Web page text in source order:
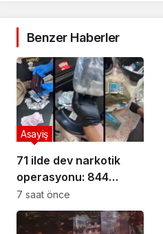
Benzer Haberler
71 ilde dev narkotik
operasyonu: 844
tutuklama
Asayiş
7 saat önce